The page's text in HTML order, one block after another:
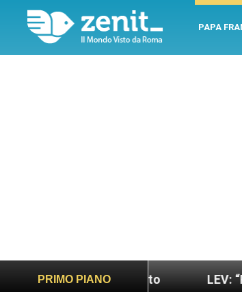
PAPA
PRIMO PIANO
e giusto LEV: “Papa